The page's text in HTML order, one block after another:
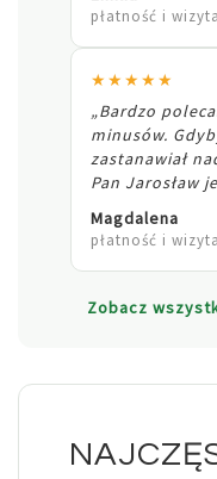
płatność i
★★★★★
„Bardzo
minusów.
zastanawiał
Pan Jarosław
Magdalena
płatność i
Zobacz